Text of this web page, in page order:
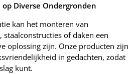
Diverse Ondergronden
kan het monteren van
of daken een
oplossing zijn. Onze producten zijn
in gedachten, zodat
kunt.